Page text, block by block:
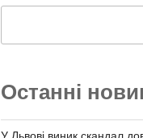
Останні
У Львові виник скандал